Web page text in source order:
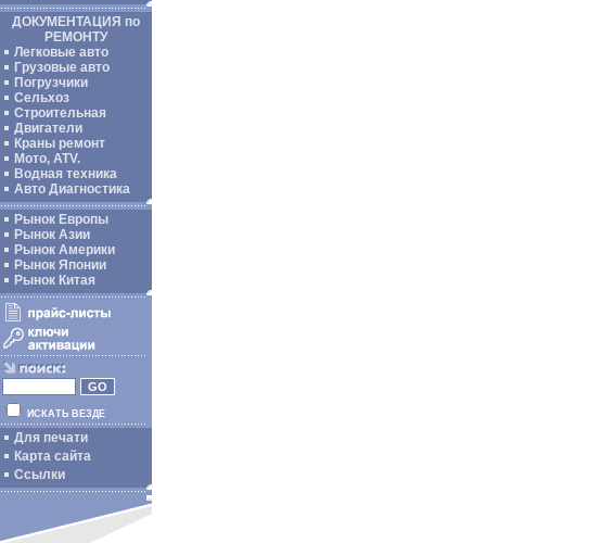
ДОКУМЕНТАЦИЯ по
РЕМОНТУ
Легковые авто
Грузовые авто
Погрузчики
Сельхоз
Строительная
Двигатели
Краны ремонт
Мото, ATV.
Водная техника
Авто Диагностика
Рынок Европы
Рынок Азии
Рынок Америки
Рынок Японии
Рынок Китая
ИСКАТЬ ВЕЗДЕ
Для печати
Карта сайта
Ссылки